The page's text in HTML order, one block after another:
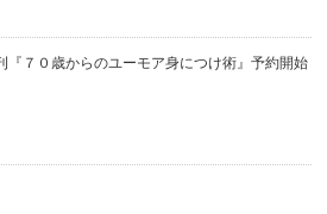
『７０歳からのユーモア身につけ術』予約開始